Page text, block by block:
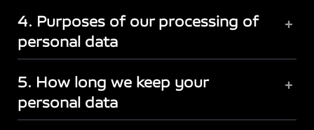
4. Purposes of our processing of
personal data
+
5. How long we keep your
personal data
+